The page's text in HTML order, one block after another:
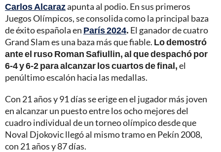
Carlos Alcarazapunta al podio. En sus primeros
Juegos Olímpicos, se consolida como la principal baza
de éxito española en París 2024. El ganador de cuatro
Grand Slam es una baza más que fiable. Lo demostró
ante el ruso Roman Safiullin, al que despachó por
6-4 y 6-2 para alcanzar los cuartos de final,el
penúltimo escalón hacia las medallas.
Con 21 años y 91 días se erige en el jugador más joven
en alcanzar un puesto entre los ocho mejores del
cuadro individual de un torneo olímpico desde que
Noval Djokovic llegó al mismo tramo en Pekín 2008,
con 21 años y 87 días.